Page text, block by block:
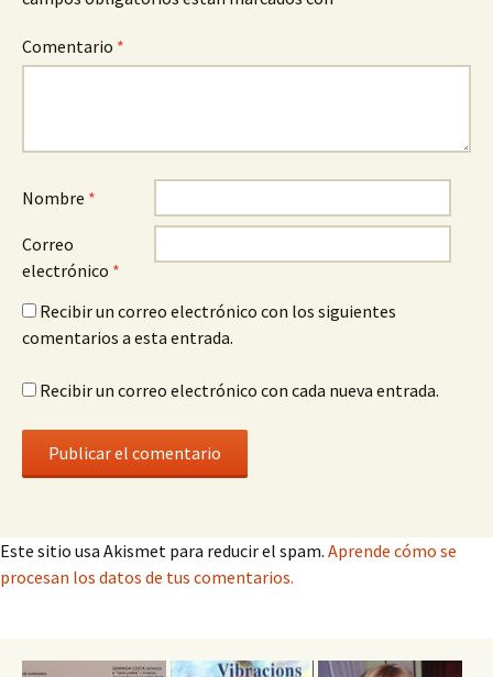
Comentario *
Nombre *
Correo
electrónico *
Recibir un correo electrónico con los siguientes
comentarios a esta entrada.
Recibir un correo electrónico con cada nueva entrada.
Este sitio usa Akismet para reducir el spam. Aprende cómo se
procesan los datos de tus comentarios.